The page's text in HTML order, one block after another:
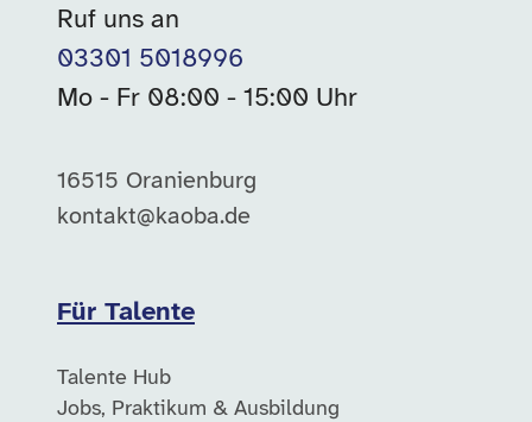
Ruf uns an
03301 5018996
Mo - Fr 08:00 - 15:00 Uhr
16515 Oranienburg
kontakt@kaoba.de
Für Talente
Talente Hub
Jobs, Praktikum & Ausbildung